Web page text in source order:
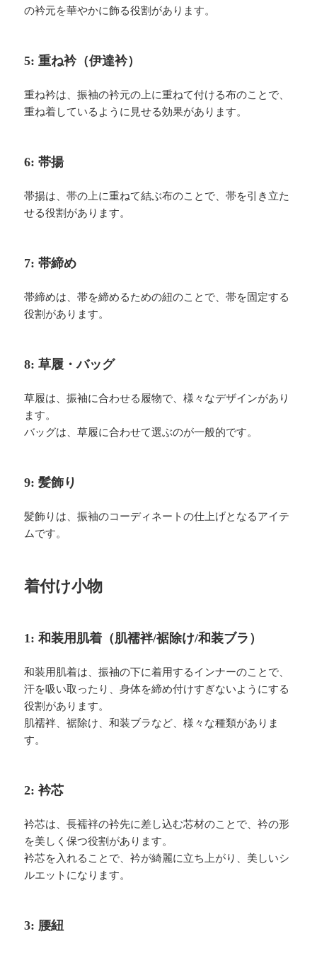
の衿元を華やかに飾る役割があります。
5: 重ね衿（伊達衿）
重ね衿は、振袖の衿元の上に重ねて付ける布のことで、
重ね着しているように見せる効果があります。
6: 帯揚
帯揚は、帯の上に重ねて結ぶ布のことで、帯を引き立た
せる役割があります。
7: 帯締め
帯締めは、帯を締めるための紐のことで、帯を固定する
役割があります。
8: 草履・バッグ
草履は、振袖に合わせる履物で、様々なデザインがあり
ます。
バッグは、草履に合わせて選ぶのが一般的です。
9: 髪飾り
髪飾りは、振袖のコーディネートの仕上げとなるアイテ
ムです。
着付け小物
1: 和装用肌着（肌襦袢/裾除け/和装ブラ）
和装用肌着は、振袖の下に着用するインナーのことで、
汗を吸い取ったり、身体を締め付けすぎないようにする
役割があります。
肌襦袢、裾除け、和装ブラなど、様々な種類がありま
す。
2: 衿芯
衿芯は、長襦袢の衿先に差し込む芯材のことで、衿の形
を美しく保つ役割があります。
衿芯を入れることで、衿が綺麗に立ち上がり、美しいシ
ルエットになります。
3: 腰紐